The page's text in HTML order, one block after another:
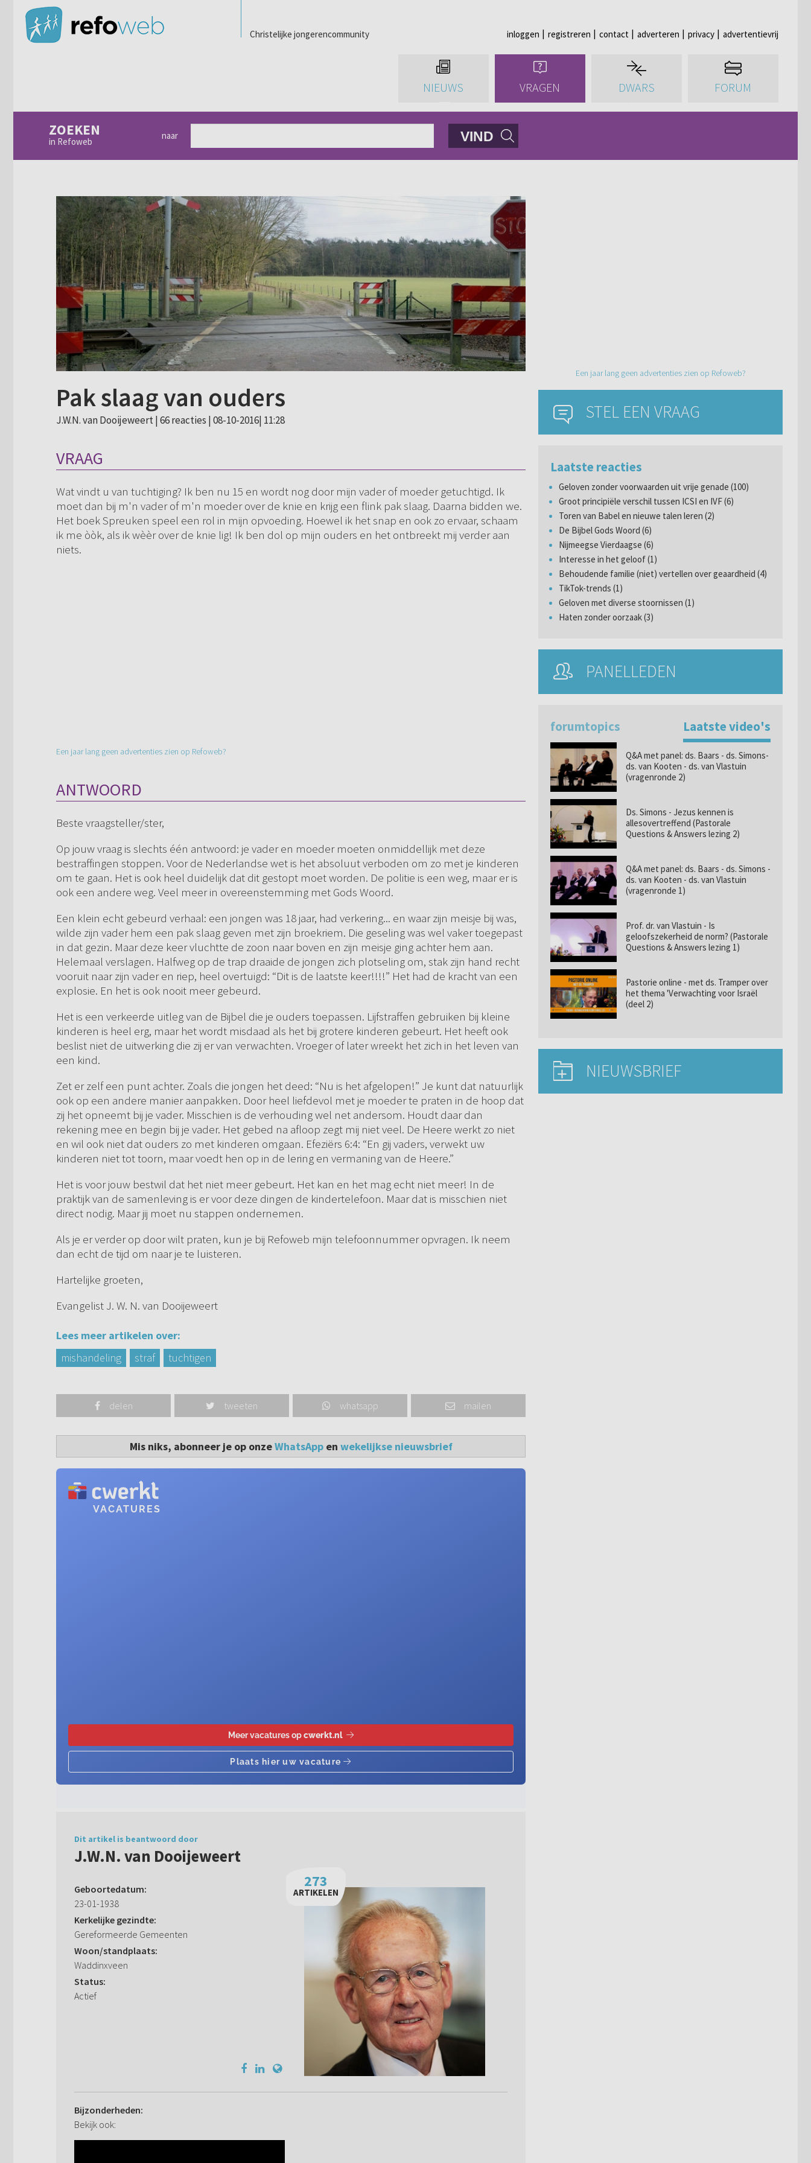
Christelijke jongerencommunity inloggen registreren contact adverteren privacy advertentievrij
NIEUWS VRAGEN DWARS FORUM
ZOEKEN
in Refoweb
naar VIND
Pak slaag van ouders
J.W.N. van Dooijeweert | 66 reacties | 08-10-2016| 11:28
VRAAG
Wat vindt u van tuchtiging? Ik ben nu 15 en wordt nog door mijn vader of moeder getuchtigd. Ik
moet dan bij m'n vader of m'n moeder over de knie en krijg een flink pak slaag. Daarna bidden we.
Het boek Spreuken speel een rol in mijn opvoeding. Hoewel ik het snap en ook zo ervaar, schaam
ik me òòk, als ik wèèr over de knie lig! Ik ben dol op mijn ouders en het ontbreekt mij verder aan
niets.
Een jaar lang geen advertenties zien op Refoweb?
ANTWOORD
Beste vraagsteller/ster,
Op jouw vraag is slechts één antwoord: je vader en moeder moeten onmiddellijk met deze
bestraffingen stoppen. Voor de Nederlandse wet is het absoluut verboden om zo met je kinderen
om te gaan. Het is ook heel duidelijk dat dit gestopt moet worden. De politie is een weg, maar er is
ook een andere weg. Veel meer in overeenstemming met Gods Woord.
Een klein echt gebeurd verhaal: een jongen was 18 jaar, had verkering... en waar zijn meisje bij was,
wilde zijn vader hem een pak slaag geven met zijn broekriem. Die geseling was wel vaker toegepast
in dat gezin. Maar deze keer vluchtte de zoon naar boven en zijn meisje ging achter hem aan.
Helemaal verslagen. Halfweg op de trap draaide de jongen zich plotseling om, stak zijn hand recht
vooruit naar zijn vader en riep, heel overtuigd: “Dit is de laatste keer!!!!” Het had de kracht van een
explosie. En het is ook nooit meer gebeurd.
Het is een verkeerde uitleg van de Bijbel die je ouders toepassen. Lijfstraffen gebruiken bij kleine
kinderen is heel erg, maar het wordt misdaad als het bij grotere kinderen gebeurt. Het heeft ook
beslist niet de uitwerking die zij er van verwachten. Vroeger of later wreekt het zich in het leven van
een kind.
Zet er zelf een punt achter. Zoals die jongen het deed: “Nu is het afgelopen!” Je kunt dat natuurlijk
ook op een andere manier aanpakken. Door heel liefdevol met je moeder te praten in de hoop dat
zij het opneemt bij je vader. Misschien is de verhouding wel net andersom. Houdt daar dan
rekening mee en begin bij je vader. Het gebed na afloop zegt mij niet veel. De Heere werkt zo niet
en wil ook niet dat ouders zo met kinderen omgaan. Efeziërs 6:4: “En gij vaders, verwekt uw
kinderen niet tot toorn, maar voedt hen op in de lering en vermaning van de Heere.”
Het is voor jouw bestwil dat het niet meer gebeurt. Het kan en het mag echt niet meer! In de
praktijk van de samenleving is er voor deze dingen de kindertelefoon. Maar dat is misschien niet
direct nodig. Maar jij moet nu stappen ondernemen.
Als je er verder op door wilt praten, kun je bij Refoweb mijn telefoonnummer opvragen. Ik neem
dan echt de tijd om naar je te luisteren.
Hartelijke groeten,
Evangelist J. W. N. van Dooijeweert
Lees meer artikelen over:
mishandeling
straf tuchtigen
delen tweeten whatsapp mailen
Mis niks, abonneer je op onzeWhatsAppen wekelijkse nieuwsbrief
Dit artikel is beantwoord door
J.W.N. van Dooijeweert
Geboortedatum:
23-01-1938
Kerkelijke gezindte:
Gereformeerde Gemeenten
Woon/standplaats:
Waddinxveen
Status:
Actief
273
ARTIKELEN
Bijzonderheden:
Bekijk ook:
Een jaar lang geen advertenties zien op Refoweb?
STEL EEN VRAAG
Laatste reacties
Geloven zonder voorwaarden uit vrije genade (100)
Groot principiële verschil tussen ICSI en IVF (6)
Toren van Babel en nieuwe talen leren (2)
De Bijbel Gods Woord (6)
Nijmeegse Vierdaagse (6)
Interesse in het geloof (1)
Behoudende familie (niet) vertellen over geaardheid (4)
TikTok-trends (1)
Geloven met diverse stoornissen (1)
Haten zonder oorzaak (3)
PANELLEDEN
forumtopics Laatste video's
Q&A met panel: ds. Baars - ds. Simons-
ds. van Kooten - ds. van Vlastuin
(vragenronde 2)
Ds. Simons - Jezus kennen is
allesovertreffend (Pastorale
Questions & Answers lezing 2)
Q&A met panel: ds. Baars - ds. Simons -
ds. van Kooten - ds. van Vlastuin
(vragenronde 1)
Prof. dr. van Vlastuin - Is
geloofszekerheid de norm? (Pastorale
Questions & Answers lezing 1)
Pastorie online - met ds. Tramper over
het thema 'Verwachting voor Israël
(deel 2)
NIEUWSBRIEF